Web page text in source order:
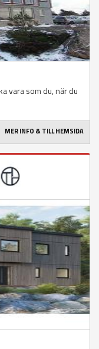
vara som du, när du
MER INFO & TILL HEMSIDA